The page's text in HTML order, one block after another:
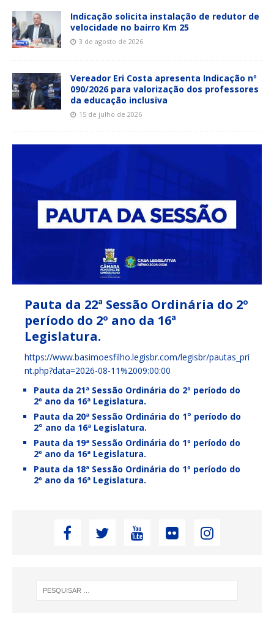
Indicação solicita instalação de redutor de
velocidade no bairro Km 25
3 de agosto de 2026
Vereador Eri Costa apresenta Indicação nº
090/2026 para valorização dos professores
da educação inclusiva
15 de julho de 2026
Pauta da 22ª Sessão Ordinária do 2º
período do 2º ano da 16ª
Legislatura.
https://www.basimoesfilho.legisbr.com/legisbr/pautas_pri
nt.php?data=2026-08-11%2009:00:00
Pauta da 21ª Sessão Ordinária do 2º período do
2º ano da 16ª Legislatura.
Pauta da 20ª Sessão Ordinária do 1° período do
2° ano da 16ª Legislatura.
Pauta da 19ª Sessão Ordinária do 1º período do
2º ano da 16ª Legislatura.
Pauta da 18ª Sessão Ordinária do 1º período do
2º ano da 16ª Legislatura.